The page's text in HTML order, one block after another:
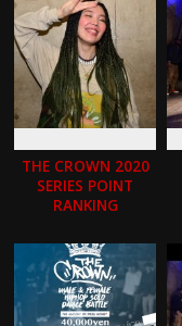
THE CROWN 2020
SERIES POINT
RANKING